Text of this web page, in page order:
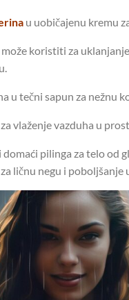
u uobičajenu kremu
koristiti za
u tečni sapun za nežnu
vlaženje vazduha u
pilinga za telo od
ličnu negu i poboljšanje